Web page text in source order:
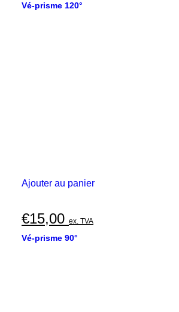
Vé-prisme 120°
Ajouter au panier
€15,00 ex. TVA
Vé-prisme 90°